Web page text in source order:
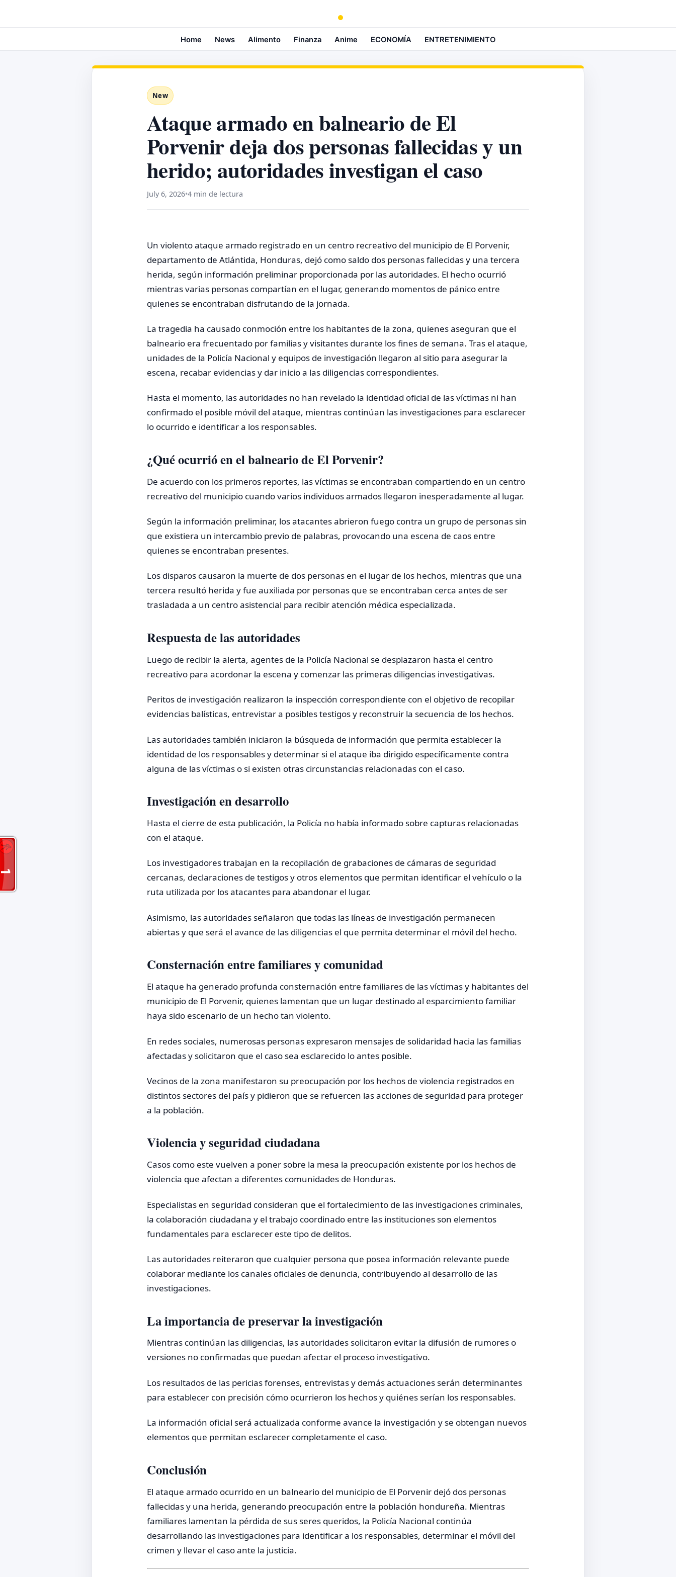
Home News Alimento Finanza Anime ECONOMÍA ENTRETENIMIENTO
New
Ataque armado en balneario de El
Porvenir deja dos personas fallecidas y un
herido; autoridades investigan el caso
July 6, 2026•4 min de lectura
Un violento ataque armado registrado en un centro recreativo del municipio de El Porvenir,
departamento de Atlántida, Honduras, dejó como saldo dos personas fallecidas y una tercera
herida, según información preliminar proporcionada por las autoridades. El hecho ocurrió
mientras varias personas compartían en el lugar, generando momentos de pánico entre
quienes se encontraban disfrutando de la jornada.
La tragedia ha causado conmoción entre los habitantes de la zona, quienes aseguran que el
balneario era frecuentado por familias y visitantes durante los fines de semana. Tras el ataque,
unidades de la Policía Nacional y equipos de investigación llegaron al sitio para asegurar la
escena, recabar evidencias y dar inicio a las diligencias correspondientes.
Hasta el momento, las autoridades no han revelado la identidad oficial de las víctimas ni han
confirmado el posible móvil del ataque, mientras continúan las investigaciones para esclarecer
lo ocurrido e identificar a los responsables.
¿Qué ocurrió en el balneario de El Porvenir?
De acuerdo con los primeros reportes, las víctimas se encontraban compartiendo en un centro
recreativo del municipio cuando varios individuos armados llegaron inesperadamente al lugar.
Según la información preliminar, los atacantes abrieron fuego contra un grupo de personas sin
que existiera un intercambio previo de palabras, provocando una escena de caos entre
quienes se encontraban presentes.
Los disparos causaron la muerte de dos personas en el lugar de los hechos, mientras que una
tercera resultó herida y fue auxiliada por personas que se encontraban cerca antes de ser
trasladada a un centro asistencial para recibir atención médica especializada.
Respuesta de las autoridades
Luego de recibir la alerta, agentes de la Policía Nacional se desplazaron hasta el centro
recreativo para acordonar la escena y comenzar las primeras diligencias investigativas.
Peritos de investigación realizaron la inspección correspondiente con el objetivo de recopilar
evidencias balísticas, entrevistar a posibles testigos y reconstruir la secuencia de los hechos.
Las autoridades también iniciaron la búsqueda de información que permita establecer la
identidad de los responsables y determinar si el ataque iba dirigido específicamente contra
alguna de las víctimas o si existen otras circunstancias relacionadas con el caso.
Investigación en desarrollo
Hasta el cierre de esta publicación, la Policía no había informado sobre capturas relacionadas
con el ataque.
Los investigadores trabajan en la recopilación de grabaciones de cámaras de seguridad
cercanas, declaraciones de testigos y otros elementos que permitan identificar el vehículo o la
ruta utilizada por los atacantes para abandonar el lugar.
Asimismo, las autoridades señalaron que todas las líneas de investigación permanecen
abiertas y que será el avance de las diligencias el que permita determinar el móvil del hecho.
Consternación entre familiares y comunidad
El ataque ha generado profunda consternación entre familiares de las víctimas y habitantes del
municipio de El Porvenir, quienes lamentan que un lugar destinado al esparcimiento familiar
haya sido escenario de un hecho tan violento.
En redes sociales, numerosas personas expresaron mensajes de solidaridad hacia las familias
afectadas y solicitaron que el caso sea esclarecido lo antes posible.
Vecinos de la zona manifestaron su preocupación por los hechos de violencia registrados en
distintos sectores del país y pidieron que se refuercen las acciones de seguridad para proteger
a la población.
Violencia y seguridad ciudadana
Casos como este vuelven a poner sobre la mesa la preocupación existente por los hechos de
violencia que afectan a diferentes comunidades de Honduras.
Especialistas en seguridad consideran que el fortalecimiento de las investigaciones criminales,
la colaboración ciudadana y el trabajo coordinado entre las instituciones son elementos
fundamentales para esclarecer este tipo de delitos.
Las autoridades reiteraron que cualquier persona que posea información relevante puede
colaborar mediante los canales oficiales de denuncia, contribuyendo al desarrollo de las
investigaciones.
La importancia de preservar la investigación
Mientras continúan las diligencias, las autoridades solicitaron evitar la difusión de rumores o
versiones no confirmadas que puedan afectar el proceso investigativo.
Los resultados de las pericias forenses, entrevistas y demás actuaciones serán determinantes
para establecer con precisión cómo ocurrieron los hechos y quiénes serían los responsables.
La información oficial será actualizada conforme avance la investigación y se obtengan nuevos
elementos que permitan esclarecer completamente el caso.
Conclusión
El ataque armado ocurrido en un balneario del municipio de El Porvenir dejó dos personas
fallecidas y una herida, generando preocupación entre la población hondureña. Mientras
familiares lamentan la pérdida de sus seres queridos, la Policía Nacional continúa
desarrollando las investigaciones para identificar a los responsables, determinar el móvil del
crimen y llevar el caso ante la justicia.